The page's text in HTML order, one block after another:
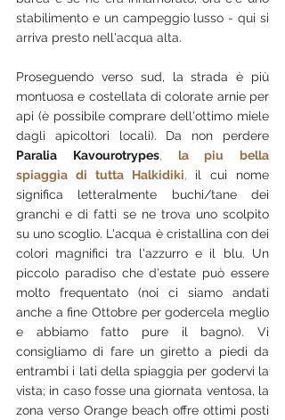
stabilimento e un campeggio lusso - qui si
arriva presto nell'acqua alta.
Proseguendo verso sud, la strada è più
montuosa e costellata di colorate arnie per
api (è possibile comprare dell'ottimo miele
Paralia Kavourotrypes, la piu bella
spiaggia di tutta Halkidiki, il cui nome
significa letteralmente buchi/tane dei
granchi e di fatti se ne trova uno scolpito
su uno scoglio. L'acqua è cristallina con dei
colori magnifici tra l'azzurro e il blu. Un
piccolo paradiso che d'estate può essere
molto frequentato (noi ci siamo andati
anche a fine Ottobre per godercela meglio
e abbiamo fatto pure il bagno). Vi
consigliamo di fare un giretto a piedi da
entrambi i lati della spiaggia per godervi la
vista; in caso fosse una giornata ventosa, la
zona verso Orange beach offre ottimi posti